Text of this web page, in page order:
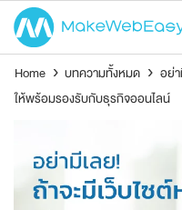
Home › บทความทั้งหมด › อย่
ให้พร้อมรองรับกับธุรกิจออนไลน์